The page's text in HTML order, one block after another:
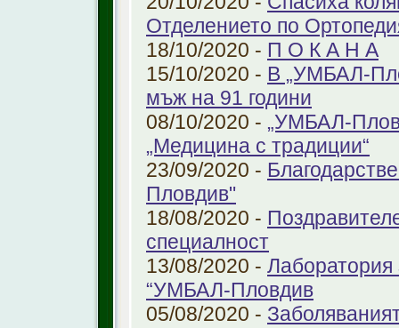
Отделението по
18/10/2020 - П О К А Н А
15/10/2020 - В „УМБАЛ-
мъж на 91 години
08/10/2020 - „УМБАЛ-
„Медицина с традиции“
23/09/2020 -
Пловдив"
18/08/2020 -
специалност
13/08/2020 - Лаборатория
“УМБАЛ-Пловдив
05/08/2020 -